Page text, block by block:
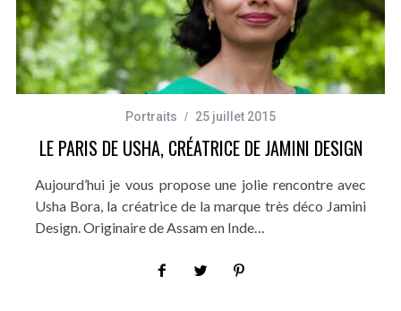
Portraits 25 juillet 2015
LE PARIS DE USHA, CRÉATRICE DE JAMINI DESIGN
Aujourd’hui je vous propose une jolie rencontre avec
Usha Bora, la créatrice de la marque très déco Jamini
Design. Originaire de Assam en Inde…